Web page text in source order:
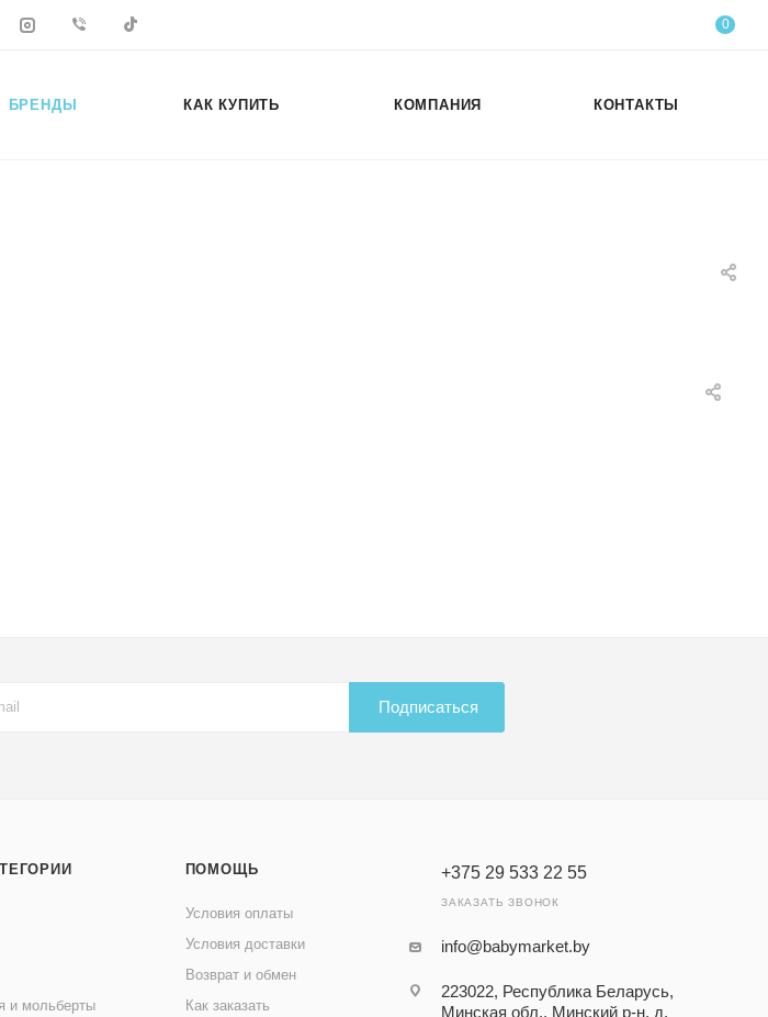
0
БРЕНДЫ КАК КУПИТЬ КОМПАНИЯ КОНТАКТЫ
Подписаться
и мольберты
ПОМОЩЬ
Условия оплаты
Условия доставки
Возврат и обмен
Как заказать
+375 29 533 22 55
ЗАКАЗАТЬ ЗВОНОК
info@babymarket.by
223022, Республика Беларусь,
Минская обл., Минский р-н, д.